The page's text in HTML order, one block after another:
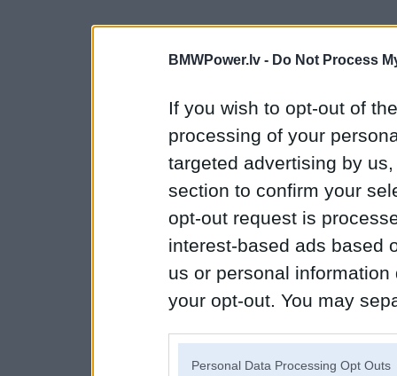
BMWPower.lv - Do Not Process
If you wish to opt-out of
processing of your
targeted advertising by
section to confirm your
opt-out request is
interest-based ads based
us or personal
your opt-out. You may
Personal Data Processing Opt Outs